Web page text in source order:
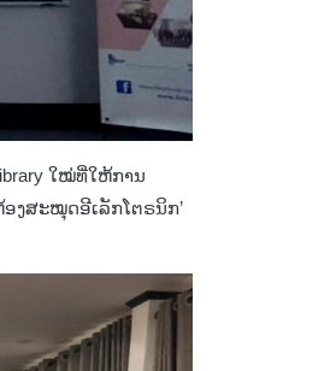
ໃໝ່ທີ່ໃຫ້ການ
ງສະໝຸດອີເລັກໂຕຣນິກ’